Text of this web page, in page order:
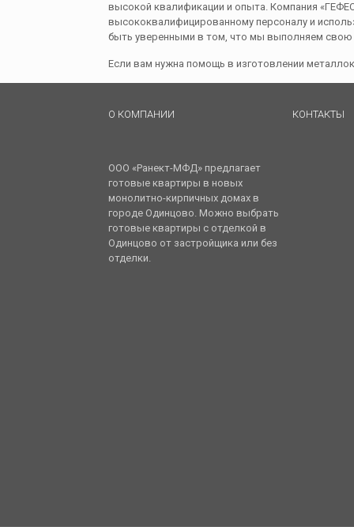
высокой квалификации и опыта. Компания
высококвалифицированному персоналу и
быть уверенными в том, что мы выполняем свою
Если вам нужна помощь в изготовлении
О КОМПАНИИ
ООО «Ранект-МФД» предлагает
готовые квартиры в новых
монолитно-кирпичных домах в
городе Одинцово. Можно выбрать
готовые квартиры с отделкой в
Одинцово от застройщика или без
отделки.
КОНТАКТЫ